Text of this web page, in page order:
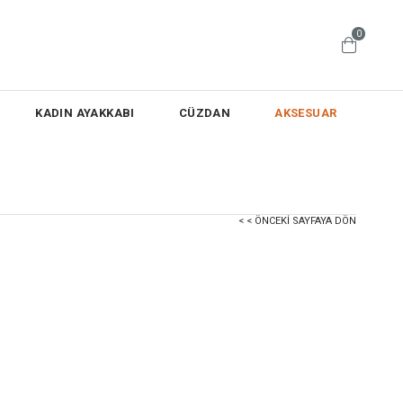
0
KADIN AYAKKABI CÜZDAN AKSESUAR
< < ÖNCEKI SAYFAYA DÖN